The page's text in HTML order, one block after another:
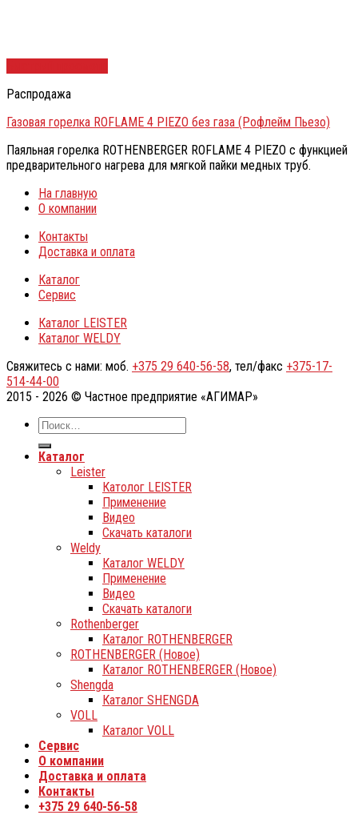
Распродажа
Газовая горелка ROFLAME 4 PIEZO без газа (Рофлейм Пьезо)
Паяльная горелка ROTHENBERGER ROFLAME 4 PIEZO с функцией
предварительного нагрева для мягкой пайки медных труб.
На главную
О компании
Контакты
Доставка и оплата
Каталог
Сервис
Каталог LEISTER
Каталог WELDY
Свяжитесь с нами: моб. +375 29 640-56-58, тел/факс +375-17-
514-44-00
2015 - 2026 © Частное предприятие «АГИМАР»
Каталог
Leister
Католог LEISTER
Применение
Видео
Скачать каталоги
Weldy
Каталог WELDY
Применение
Видео
Скачать каталоги
Rothenberger
Каталог ROTHENBERGER
ROTHENBERGER (Новое)
Каталог ROTHENBERGER (Новое)
Shengda
Каталог SHENGDA
VOLL
Каталог VOLL
Сервис
О компании
Доставка и оплата
Контакты
+375 29 640-56-58